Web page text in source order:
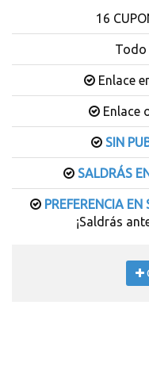
16
Todo
Enlace
Enlace
SIN
SALDRÁS
PREFERENCIA
¡Saldrás